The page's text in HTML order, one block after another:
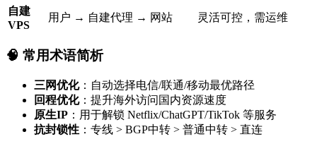
自建
VPS
用户 → 自建代理 → 网站 灵活可控，需运维
🧠 常用术语简析
三网优化：自动选择电信/联通/移动最优路径
回程优化：提升海外访问国内资源速度
原生IP ：用于解锁 Netflix/ChatGPT/TikTok 等服务
抗封锁性 ：专线 > BGP中转 > 普通中转 > 直连